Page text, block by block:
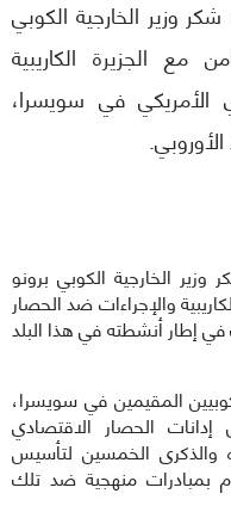
شكر وزير الخارجية الكوبي
مع الجزيرة الكاريبية
الأمريكي في سويسرا،
شكر وزير الخارجية الكوبي برونو
والإجراءات ضد الحصار
إطار أنشطته في هذا البلد
المقيمين في سويسرا،
الحصار الاقتصادي
والذكرى الخمسين لتأسيس
بمبادرات منهجية ضد تلك